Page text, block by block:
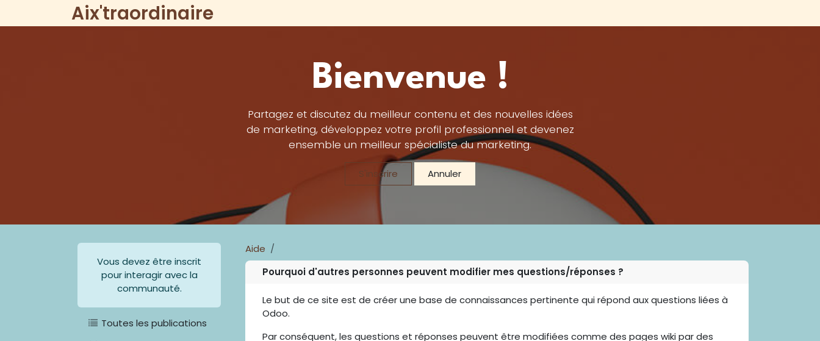
Se rendre au contenuAix'traordinaire
Bienvenue !
Partagez et discutez du meilleur contenu et des nouvelles idées
de marketing, développez votre profil professionnel et devenez
ensemble un meilleur spécialiste du marketing.
S'inscrire Annuler
Vous devez être inscrit
pour interagir avec la
communauté.
Toutes les publications
Aide
Pourquoi d'autres personnes peuvent modifier mes questions/réponses ?
Le but de ce site est de créer une base de connaissances pertinente qui répond aux questions liées à
Odoo.
Par conséquent, les questions et réponses peuvent être modifiées comme des pages wiki par des